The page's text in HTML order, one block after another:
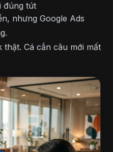
đúng tút
nhưng Google Ads
Cá cắn câu mới mất